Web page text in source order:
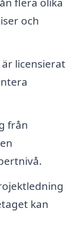
och
licensierat
från
kan